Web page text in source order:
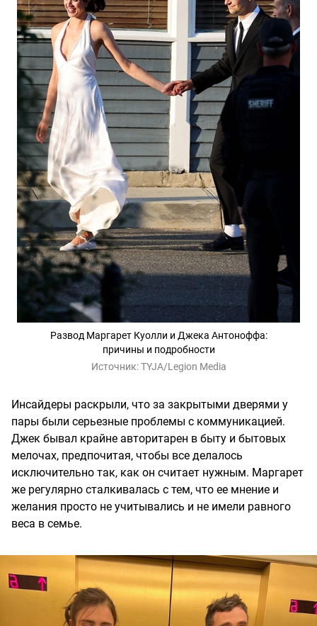
Развод Маргарет Куолли и Джека Антоноффа:
причины и подробности
Источник:TYJA/Legion Media
Инсайдеры раскрыли, что за закрытыми дверями у
пары были серьезные проблемы с коммуникацией.
Джек бывал крайне авторитарен в быту и бытовых
мелочах, предпочитая, чтобы все делалось
исключительно так, как он считает нужным. Маргарет
же регулярно сталкивалась с тем, что ее мнение и
желания просто не учитывались и не имели равного
веса в семье.